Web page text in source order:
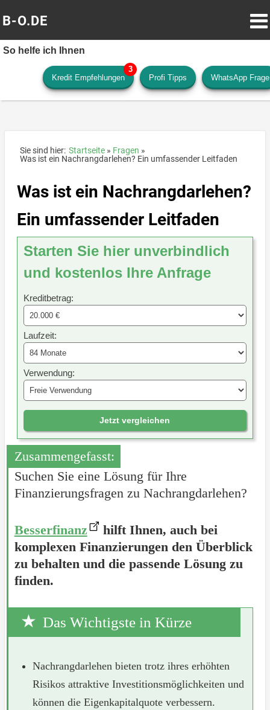
B-O.DE
So helfe ich Ihnen
Kredit Empfehlungen Profi Tipps WhatsApp Frage
Sie sind hier: Startseite
Fragen
Was ist ein Nachrangdarlehen? Ein umfassender Leitfaden
Was ist ein Nachrangdarlehen?
Ein umfassender Leitfaden
Starten Sie hier unverbindlich
und kostenlos Ihre Anfrage
Kreditbetrag:
Laufzeit:
Verwendung:
Jetzt vergleichen
Zusammengefasst:
Suchen Sie eine Lösung für Ihre
Finanzierungsfragen zu Nachrangdarlehen?
Besserfinanz
hilft Ihnen, auch bei
komplexen Finanzierungen den Überblick
zu behalten und die passende Lösung zu
finden.
Das Wichtigste in Kürze
Nachrangdarlehen bieten trotz ihres erhöhten
Risikos attraktive Investitionsmöglichkeiten und
können die Eigenkapitalquote verbessern.